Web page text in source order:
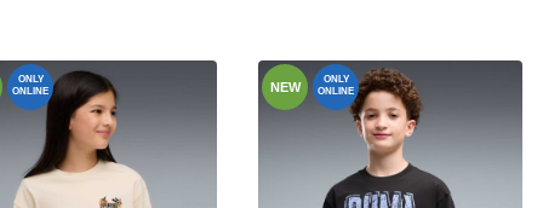
ONLY
ONLINE
NEW
ONLY
ONLINE